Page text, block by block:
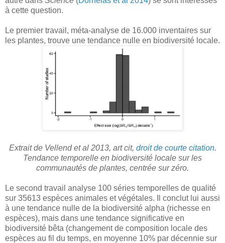
à cette question.
Le premier travail, méta-analyse de 16.000 inventaires sur
les plantes, trouve une tendance nulle en biodiversité locale.
Extrait de Vellend et al 2013, art cit, droit de courte citation.
Tendance temporelle en biodiversité locale sur les
communautés de plantes, centrée sur zéro.
Le second travail analyse 100 séries temporelles de qualité
sur 35613 espèces animales et végétales. Il conclut lui aussi
à une tendance nulle de la biodiversité alpha (richesse en
espèces), mais dans une tendance significative en
biodiversité bêta (changement de composition locale des
espèces au fil du temps, en moyenne 10% par décennie sur